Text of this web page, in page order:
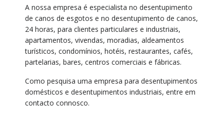
A nossa empresa é especialista no desentupimento
de canos de esgotos e no desentupimento de canos,
24 horas, para clientes particulares e industriais,
apartamentos, vivendas, moradias, aldeamentos
turísticos, condomínios, hotéis, restaurantes, cafés,
partelarias, bares, centros comerciais e fábricas.
Como pesquisa uma empresa para desentupimentos
domésticos e desentupimentos industriais, entre em
contacto connosco.